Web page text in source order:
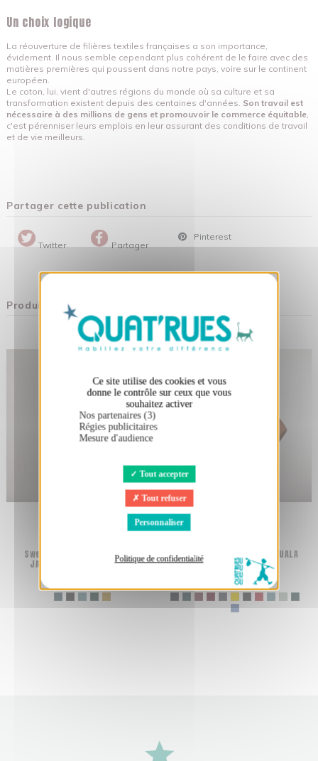
Ce site utilise des cookies et vous
donne le contrôle sur ceux que vous
souhaitez activer
Nos partenaires (3)
Régies publicitaires
Mesure d'audience
Tout accepter
Tout refuser
Personnaliser
Politique de confidentialité
Un choix logique
La réouverture de filières textiles françaises a son importance,
évidement. Il nous semble cependant plus cohérent de le faire avec des
matières premières qui poussent dans notre pays, voire sur le continent
européen.
Le coton, lui, vient d'autres régions du monde où sa culture et sa
transformation existent depuis des centaines d'années. Son travail est
nécessaire à des millions de gens et promouvoir le commerce équitable
c'est pérenniser leurs emplois en leur assurant des conditions de travail
et de vie meilleurs.
Partager cette publication
Twitter Partager
Pinterest
Produits associés
Sweat bio éthique unisexe
JAISALMER "Tête de vie"
T-shirt bio équitable DOUALA
"No future"
38,00 €